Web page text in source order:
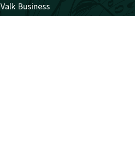
Valk Business
Valk Life